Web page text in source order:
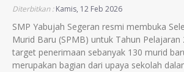
Diterbitkan :Kamis, 12 Feb 2026
SMP Yabujah Segeran resmi membuka
Murid Baru (SPMB) untuk Tahun Pelajaran
target penerimaan sebanyak 130 murid
merupakan bagian dari upaya sekolah